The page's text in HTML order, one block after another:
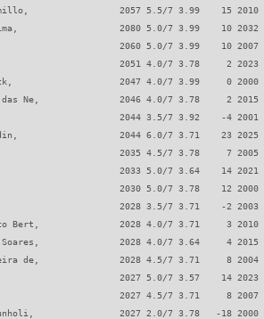
2057 5.5/7 3.99    15 2010
2080 5.0/7 3.99    10 2032
2060 5.0/7 3.99    10 2007
2051 4.0/7 3.78     2 2023
2047 4.0/7 3.99     0 2000
das Ne,               2046 4.0/7 3.78     2 2015
2044 3.5/7 3.92    -4 2001
2044 6.0/7 3.71    23 2025
2035 4.5/7 3.78     7 2005
2033 5.0/7 3.64    14 2021
2030 5.0/7 3.78    12 2000
2028 3.5/7 3.71    -2 2003
Bert,               2028 4.0/7 3.71     3 2010
Soares,               2028 4.0/7 3.64     4 2015
de,               2028 4.5/7 3.71     8 2004
2027 5.0/7 3.57    14 2023
2027 4.5/7 3.71     8 2007
2027 2.0/7 3.78   -18 2000